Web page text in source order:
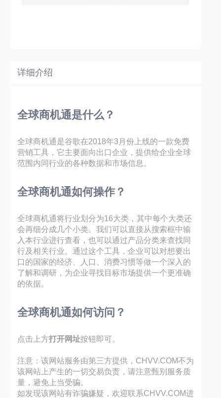
详细介绍
全球商机通是什么？
全球商机通是谷歌在2018年3月份上线的一款免费
营销工具，它主要面向出口企业，提供给企业全球
范围内同行业的各种数据和市场信息。
全球商机通如何操作？
全球商机通将行业划分为16大类，其中每个大类还
会再细分成几个小类。我们可以直接从搜索框中输
入本行业进行查看，也可以通过产品分类来查找同
行及相关行业。通过这个工具，企业可以对想要出
口的国家的经济、人口、消费习惯等做一个深入的
了解和调研，为企业寻找目标市场提供一个更准确
的依据。
全球商机通如何访问？
点击上方打开网址按钮即可。
注意：该网站服务由第三方提供，CHVV.COM不为
该网站上产生的一切交易负责，请注意甄别服务质
量，避免上当受骗。
如发现该网站有诈骗嫌疑，欢迎联系CHVV.COM进